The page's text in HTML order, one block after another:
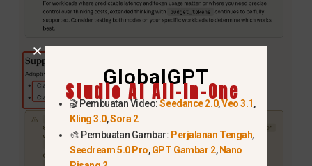
GlobalGPT
Studio AI All-In-One
🎬 Pembuatan Video:Seedance 2.0,Veo 3.1,
Kling 3.0,Sora 2
🎨 Pembuatan Gambar: Perjalanan Tengah,
Seedream 5.0 Pro,GPT Gambar 2,Nano